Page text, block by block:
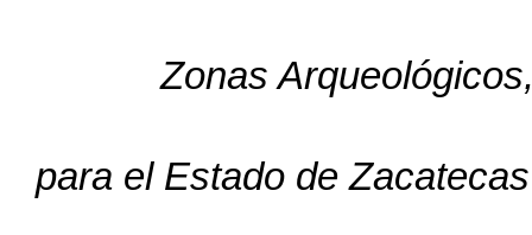
Zonas
para el Estado de